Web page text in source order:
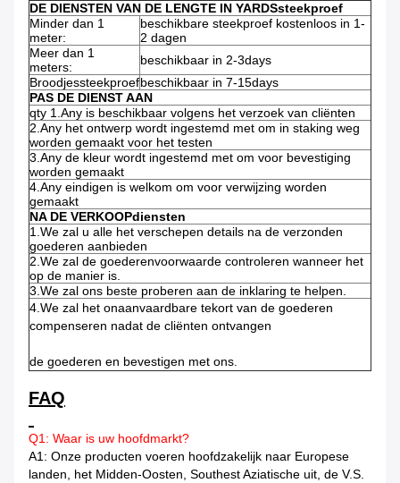
DE DIENSTEN VAN DE LENGTE IN YARDSsteekproef
Minder dan 1
meter:
beschikbare steekproef kostenloos in 1-
2 dagen
Meer dan 1
meters:
beschikbaar in 2-3days
Broodjessteekproefbeschikbaar in 7-15days
PAS DE DIENST AAN
qty 1.Any is beschikbaar volgens het verzoek van cliënten
2.Any het ontwerp wordt ingestemd met om in staking weg
worden gemaakt voor het testen
3.Any de kleur wordt ingestemd met om voor bevestiging
worden gemaakt
4.Any eindigen is welkom om voor verwijzing worden
gemaakt
NA DE VERKOOPdiensten
1.We zal u alle het verschepen details na de verzonden
goederen aanbieden
2.We zal de goederenvoorwaarde controleren wanneer het
op de manier is.
3.We zal ons beste proberen aan de inklaring te helpen.
4.We zal het onaanvaardbare tekort van de goederen
compenseren nadat de cliënten ontvangen
de goederen en bevestigen met ons.
FAQ
Q1: Waar is uw hoofdmarkt?
A1: Onze producten voeren hoofdzakelijk naar Europese
landen, het Midden-Oosten, Southest Aziatische uit, de V.S.